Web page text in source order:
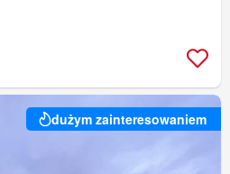
dużym zainteresowaniem